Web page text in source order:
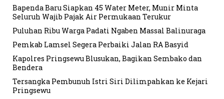
Bapenda Baru Siapkan 45 Water Meter, Munir Minta
Seluruh Wajib Pajak Air Permukaan Terukur
Puluhan Ribu Warga Padati Ngaben Massal Balinuraga
Pemkab Lamsel Segera Perbaiki Jalan RA Basyid
Kapolres Pringsewu Blusukan, Bagikan Sembako dan
Bendera
Tersangka Pembunuh Istri Siri Dilimpahkan ke Kejari
Pringsewu